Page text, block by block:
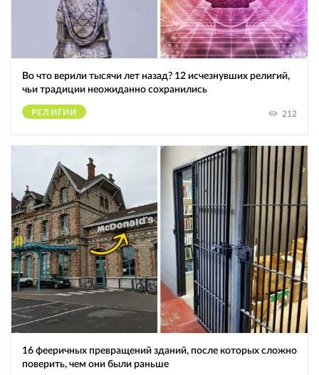
Во что верили тысячи лет назад? 12 исчезнувших религий,
чьи традиции неожиданно сохранились
РЕЛИГИИ 212
16 фееричных превращений зданий, после которых сложно
поверить, чем они были раньше